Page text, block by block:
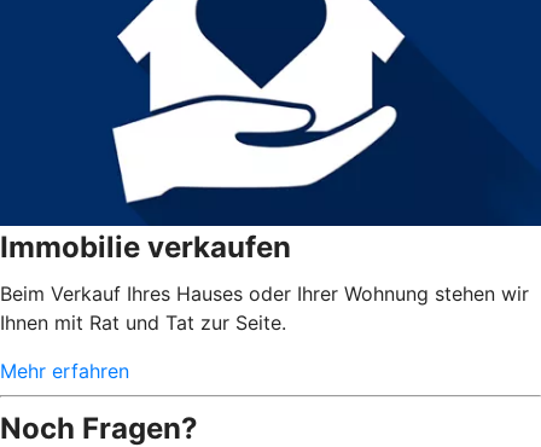
Immobilie verkaufen
Beim Verkauf Ihres Hauses oder Ihrer Wohnung stehen wir
Ihnen mit Rat und Tat zur Seite.
Mehr erfahren
Noch Fragen?